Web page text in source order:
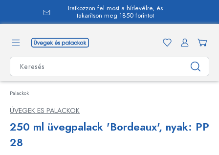
Iratkozzon fel most a hírlevélre, és
takarítson meg 1850 forintot
Palackok
ÜVEGEK ES PALACKOK
250 ml üvegpalack 'Bordeaux', nyak: PP
28